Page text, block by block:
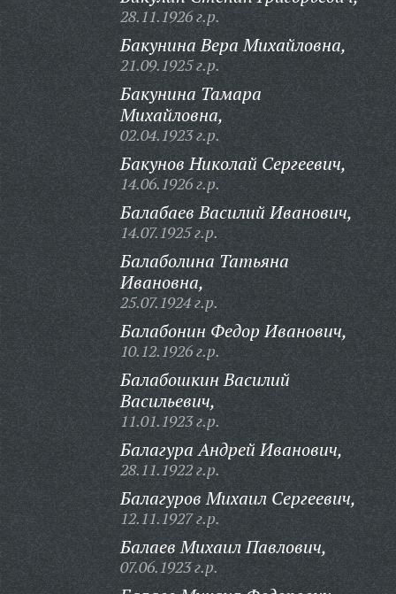
28.11.1926 г.р.
Бакунина Вера Михайловна,
21.09.1925 г.р.
Бакунина Тамара
Михайловна,
02.04.1923 г.р.
Бакунов Николай Сергеевич,
14.06.1926 г.р.
Балабаев Василий Иванович,
14.07.1925 г.р.
Балаболина Татьяна
Ивановна,
25.07.1924 г.р.
Балабонин Федор Иванович,
10.12.1926 г.р.
Балабошкин Василий
Васильевич,
11.01.1923 г.р.
Балагура Андрей Иванович,
28.11.1922 г.р.
Балагуров Михаил Сергеевич,
12.11.1927 г.р.
Балаев Михаил Павлович,
07.06.1923 г.р.